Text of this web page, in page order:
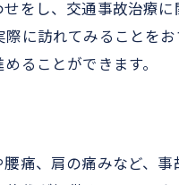
器を活用した個別治療
故後に整骨院で受けるべ
持つスタッフがいる整骨
の国家資格スタッフへ
をし、交通事故治療
に訪れてみることを
ることができます。
痛、肩の痛みなど、